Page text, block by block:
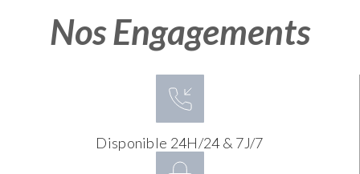
Nos Engagements
Disponible 24H/24 & 7J/7